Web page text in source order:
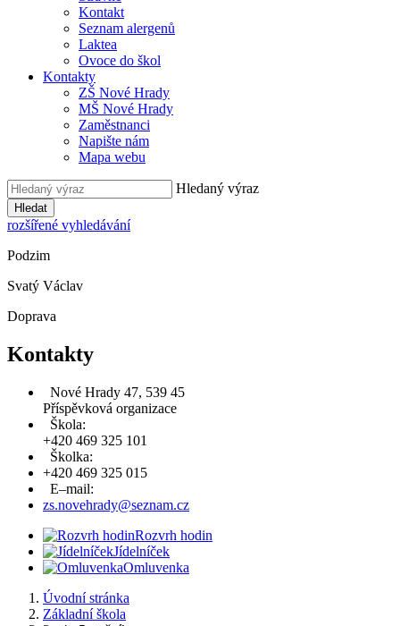
Kontakt
Seznam alergenů
Laktea
Ovoce do škol
Kontakty
ZŠ Nové Hrady
MŠ Nové Hrady
Zaměstnanci
Napište nám
Mapa webu
Hledaný výraz
Hledat
rozšířené vyhledávání
Podzim
Svatý Václav
Doprava
Kontakty
Nové Hrady 47, 539 45
Příspěvková organizace
Škola:
+420 469 325 101
Školka:
+420 469 325 015
E–mail:
zs.novehrady@seznam.cz
Rozvrh hodin
Jídelníček
Omluvenka
Úvodní stránka
Základní škola